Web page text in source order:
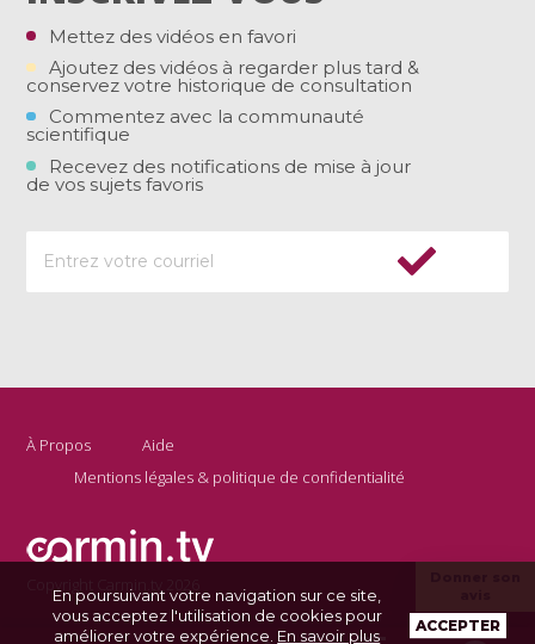
Mettez des vidéos en favori
Ajoutez des vidéos à regarder plus tard &
conservez votre historique de consultation
Commentez avec la communauté
scientifique
Recevez des notifications de mise à jour
de vos sujets favoris
À Propos
Aide
Mentions légales & politique de confidentialité
Copyright Carmin.tv 2026
En poursuivant votre navigation sur ce site,
vous acceptez l'utilisation de cookies pour
améliorer votre expérience. En savoir plus
ACCEPTER